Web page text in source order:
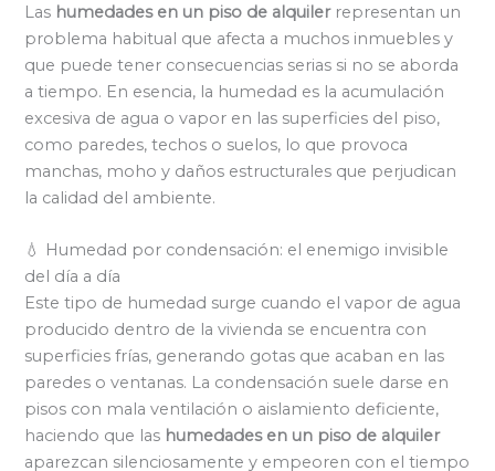
Las humedades en un piso de alquilerrepresentan un
problema habitual que afecta a muchos inmuebles y
que puede tener consecuencias serias si no se aborda
a tiempo. En esencia, la humedad es la acumulación
excesiva de agua o vapor en las superficies del piso,
como paredes, techos o suelos, lo que provoca
manchas, moho y daños estructurales que perjudican
la calidad del ambiente.
💧 Humedad por condensación: el enemigo invisible
del día a día
Este tipo de humedad surge cuando el vapor de agua
producido dentro de la vivienda se encuentra con
superficies frías, generando gotas que acaban en las
paredes o ventanas. La condensación suele darse en
pisos con mala ventilación o aislamiento deficiente,
haciendo que las humedades en un piso de alquiler
aparezcan silenciosamente y empeoren con el tiempo